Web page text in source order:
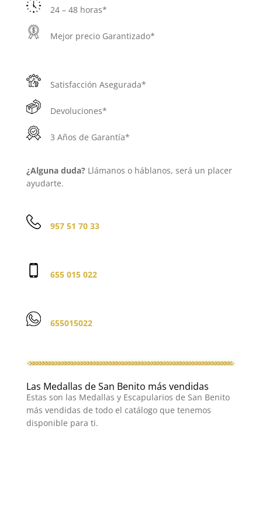
24 – 48 horas*
Mejor precio Garantizado*
Satisfacción Asegurada*
Devoluciones*
3 Años de Garantía*
¿Alguna duda?Llámanos o háblanos, será un placer
ayudarte.
957 51 70 33
655 015 022
655015022
Las Medallas de San Benito más vendidas
Estas son las Medallas y Escapularios de San Benito
más vendidas de todo el catálogo que tenemos
disponible para ti.